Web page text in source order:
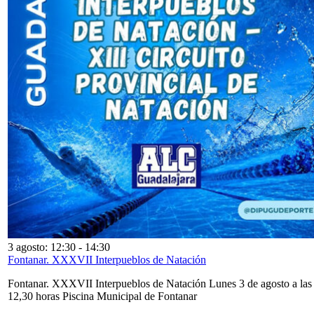
3 agosto: 12:30 - 14:30
Fontanar. XXXVII Interpueblos de Natación
Fontanar. XXXVII Interpueblos de Natación Lunes 3 de agosto a las
12,30 horas Piscina Municipal de Fontanar